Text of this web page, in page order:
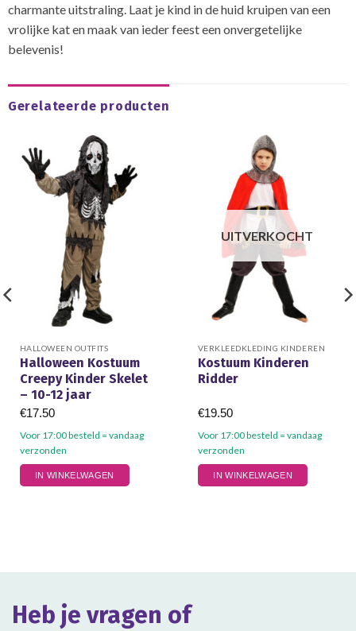
charmante uitstraling. Laat je kind in de huid kruipen van een
vrolijke kat en maak van ieder feest een onvergetelijke
belevenis!
Gerelateerde producten
HALLOWEEN OUTFITS
Halloween Kostuum
Creepy Kinder Skelet
– 10-12 jaar
Voor 17:00 besteld = vandaag
verzonden
€17.50
IN WINKELWAGEN
UITVERKOCHT
VERKLEEDKLEDING KINDEREN
Kostuum Kinderen
Ridder
Voor 17:00 besteld = vandaag
verzonden
€19.50
IN WINKELWAGEN
Dit
product
Heb je vragen of